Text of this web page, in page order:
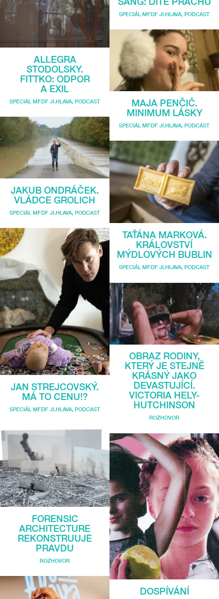
ALLEGRA
STODOLSKY.
FITTKO: ODPOR
A EXIL
SPECIÁL MFDF JI.HLAVA, PODCAST
JAKUB ONDRÁČEK.
VLÁDCE GROLICH
SPECIÁL MFDF JI.HLAVA, PODCAST
JAN STREJCOVSKÝ.
MÁ TO CENU!?
SPECIÁL MFDF JI.HLAVA, PODCAST
FORENSIC
ARCHITECTURE
REKONSTRUUJE
PRAVDU
ROZHOVOR
SPECIÁL MFDF JI.HLAVA, PODCAST
MAJA PENČIČ.
MINIMUM LÁSKY
SPECIÁL MFDF JI.HLAVA, PODCAST
TAŤÁNA MARKOVÁ.
KRÁLOVSTVÍ
MÝDLOVÝCH BUBLIN
SPECIÁL MFDF JI.HLAVA, PODCAST
OBRAZ RODINY,
KTERÝ JE STEJNĚ
KRÁSNÝ JAKO
DEVASTUJÍCÍ.
VICTORIA HELY-
HUTCHINSON
ROZHOVOR
DOSPÍVÁNÍ